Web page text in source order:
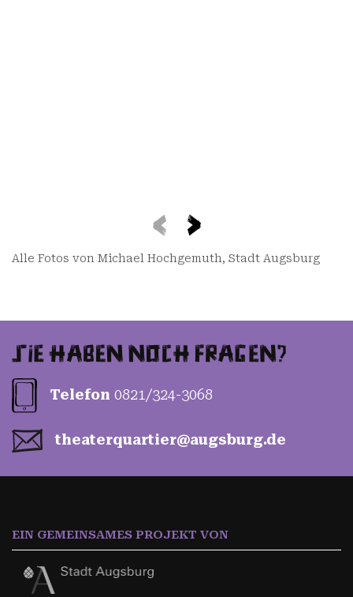
Alle Fotos von Michael Hochgemuth, Stadt Augsburg
Telefon 0821/324-3068
theater­quartier­@augs­burg.de
EIN GEMEINSAMES PROJEKT VON